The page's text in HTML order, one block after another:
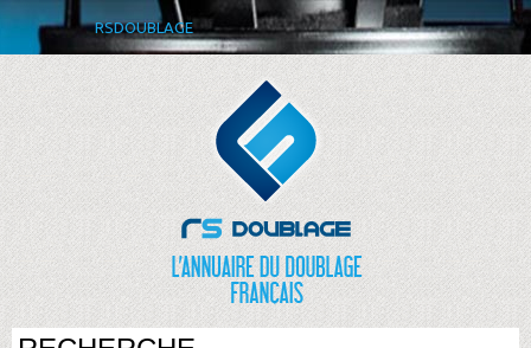
RSDOUBLAGE